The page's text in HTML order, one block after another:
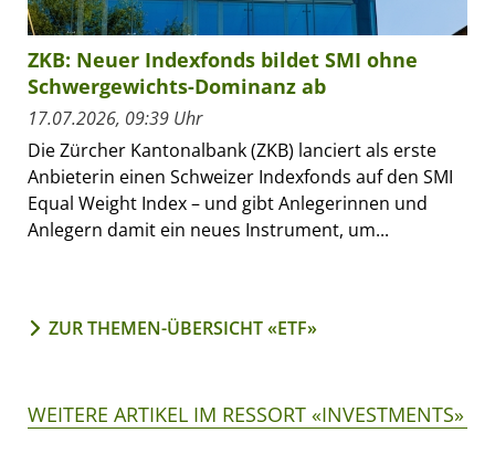
ZKB: Neuer Indexfonds bildet SMI ohne
Schwergewichts-Dominanz ab
17.07.2026, 09:39 Uhr
Die Zürcher Kantonalbank (ZKB) lanciert als erste
Anbieterin einen Schweizer Indexfonds auf den SMI
Equal Weight Index – und gibt Anlegerinnen und
Anlegern damit ein neues Instrument, um...
ZUR THEMEN-ÜBERSICHT «ETF»
WEITERE ARTIKEL IM RESSORT «INVESTMENTS»